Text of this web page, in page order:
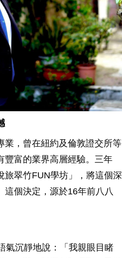
業，曾在紐約及倫敦證交所等
豐富的業界高層經驗。三年
旅翠竹FUN學坊」，將這個深
這個決定，源於16年前八八
氣沉靜地說：「我親眼目睹